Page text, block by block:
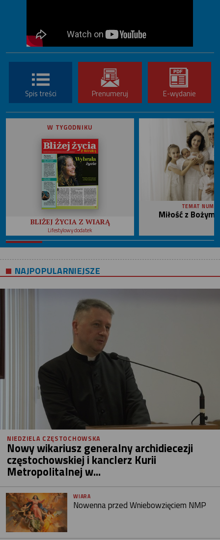
Spis treści Prenumeruj E-wydanie
W TYGODNIKU
BLIŻEJ ŻYCIA Z WIARĄ
Lifestylowy dodatek
TEMAT
Miłość z
NAJPOPULARNIEJSZE
NIEDZIELA CZĘSTOCHOWSKA
Nowy wikariusz generalny archidiecezji
częstochowskiej i kanclerz Kurii
Metropolitalnej w...
WIARA
Nowenna przed Wniebowzięciem NMP